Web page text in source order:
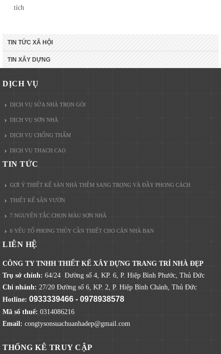
tích
TIN TỨC XÃ HỘI
TIN XÂY DỰNG
DỊCH VỤ
DỊCH VỤ SỬA NHÀ TRỌN GÓI
DỊCH VỤ SƠN NHÀ
DỊCH VỤ CHỐNG THẤM
DỊCH VỤ THẠCH CAO
TIN TỨC
GỢI Ý THIẾT KẾ SÀN NHÀ THÊM SANG TRỌNG VÀ ĐẦY PHONG CÁCH
THIẾT KẾ SÂN VƯỜN
7 NGUYÊN TẮC CHỌN MÀU SƠN NHÀ
6 YẾU TỐ PHONG THỦY CẦN THIẾT CHO CĂN NHÀ BẠN
LIÊN HỆ
CÔNG TY TNHH THIẾT KẾ XÂY DỰNG TRANG TRÍ NHÀ ĐẸP
Trụ sở chính: 64/24 Đường số 4, KP. 6, P. Hiệp Bình Phước, Thủ Đức
Chi nhánh: 27/20 Đường số 6, KP. 2, P. Hiệp Bình Chánh, Thủ Đức
Hotline: 0933339466 - 0978938578
Mã số thuế: 0314086216
Email: congtysonsuachuanhadep@gmail.com
THỐNG KÊ TRUY CẬP